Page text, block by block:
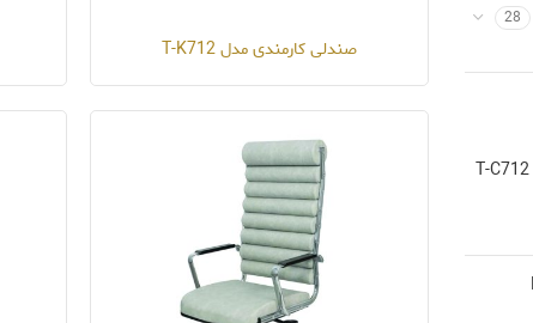
28
صندلی کارمندی مدل T-K712